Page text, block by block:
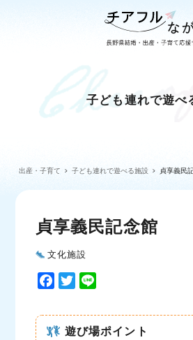
子ども連れで遊べ
出産・子育て 子ども連れで遊べる施設 貞享義民
貞享義民記念館
文化施設
F
c
e
T
i
t
n
e
遊び場ポイント